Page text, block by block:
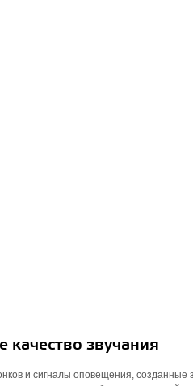
качество звучания
и сигналы оповещения,